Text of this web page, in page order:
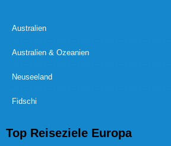
Australien
Australien & Ozeanien
Neuseeland
Fidschi
Top Reiseziele Europa